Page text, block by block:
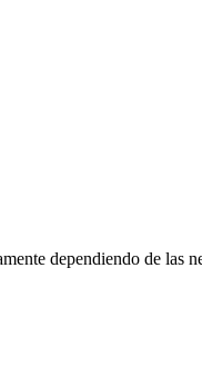
dependiendo de las